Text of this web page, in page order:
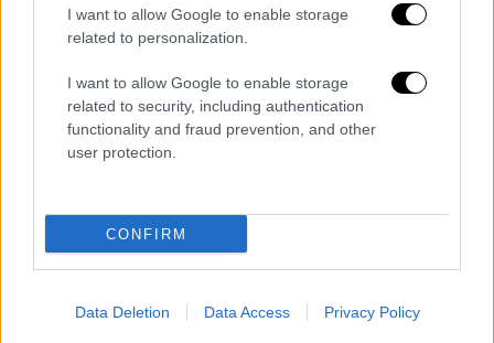
I want to allow Google to enable storage
related to personalization.
I want to allow Google to enable storage
related to security, including authentication
functionality and fraud prevention, and other
user protection.
CONFIRM
Data Deletion Data Access Privacy Policy
Κόσμος|18.01.2026 22:28
«Το 2003 φωτιά κατέστρεψε σε μόλις 90
δευτερόλεπτα νυχτερινό κέντρο
διασκέδασης - Έτσι σωθήκαμε»
Μια τραγική σύμπτωση δύο διαφορετικών
περιπτώσεων πυρκαγιάς ή μια μακάβρια
κανόνων πυρασφάλειας;